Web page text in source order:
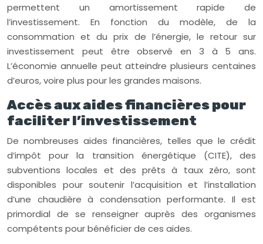
permettent un amortissement rapide de
l’investissement. En fonction du modèle, de la
consommation et du prix de l’énergie, le retour sur
investissement peut être observé en 3 à 5 ans.
L’économie annuelle peut atteindre plusieurs centaines
d’euros, voire plus pour les grandes maisons.
Accès aux aides financières pour
faciliter l’investissement
De nombreuses aides financières, telles que le crédit
d’impôt pour la transition énergétique (CITE), des
subventions locales et des prêts à taux zéro, sont
disponibles pour soutenir l’acquisition et l’installation
d’une chaudière à condensation performante. Il est
primordial de se renseigner auprès des organismes
compétents pour bénéficier de ces aides.